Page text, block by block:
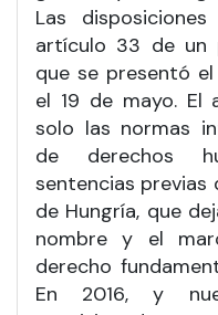
Las
artículo 33 de un
que se presentó
el 19 de mayo. El
solo las normas
de derechos
sentencias previas
de Hungría, que
nombre y el
derecho
En 2016, y